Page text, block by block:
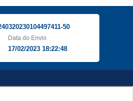
50
Data do Envio
17/02/2023 18:22:48